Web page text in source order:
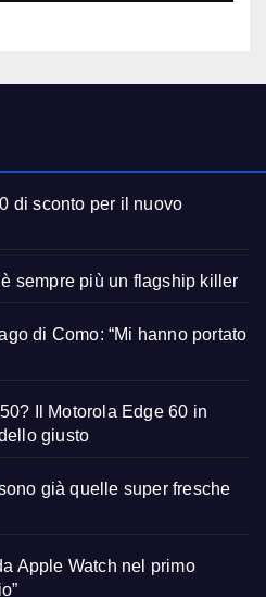
di sconto per il nuovo
sempre più un flagship killer
di Como: “Mi hanno portato
Il Motorola Edge 60 in
giusto
già quelle super fresche
Apple Watch nel primo